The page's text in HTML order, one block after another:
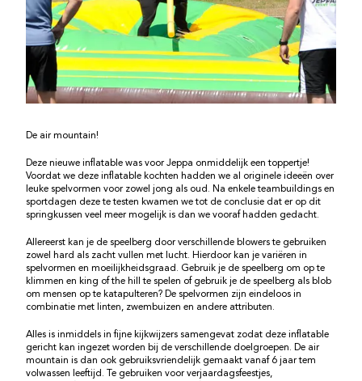
De air mountain!
Deze nieuwe inflatable was voor Jeppa onmiddelijk een toppertje!
Voordat we deze inflatable kochten hadden we al originele ideeën over
leuke spelvormen voor zowel jong als oud. Na enkele teambuildings en
sportdagen deze te testen kwamen we tot de conclusie dat er op dit
springkussen veel meer mogelijk is dan we vooraf hadden gedacht.
Allereerst kan je de speelberg door verschillende blowers te gebruiken
zowel hard als zacht vullen met lucht. Hierdoor kan je variëren in
spelvormen en moeilijkheidsgraad. Gebruik je de speelberg om op te
klimmen en king of the hill te spelen of gebruik je de speelberg als blob
om mensen op te katapulteren? De spelvormen zijn eindeloos in
combinatie met linten, zwembuizen en andere attributen.
Alles is inmiddels in fijne kijkwijzers samengevat zodat deze inflatable
gericht kan ingezet worden bij de verschillende doelgroepen. De air
mountain is dan ook gebruiksvriendelijk gemaakt vanaf 6 jaar tem
volwassen leeftijd. Te gebruiken voor verjaardagsfeestjes,